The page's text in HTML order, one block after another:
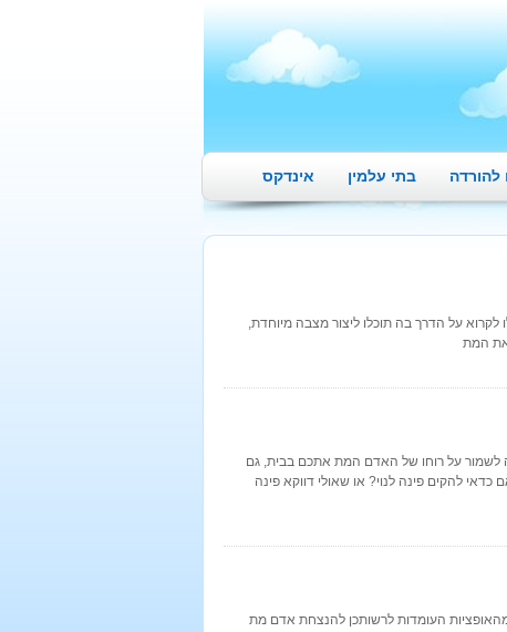
להורדה בתי עלמין אינדקס
על הדרך בה תוכלו ליצור מצבה מיוחדת,
את המת
לשמור על רוחו של האדם המת אתכם בבית, גם
להקים פינה לנוי? או שאולי דווקא פינה
מהאופציות העומדות לרשותכן להנצחת אדם מת